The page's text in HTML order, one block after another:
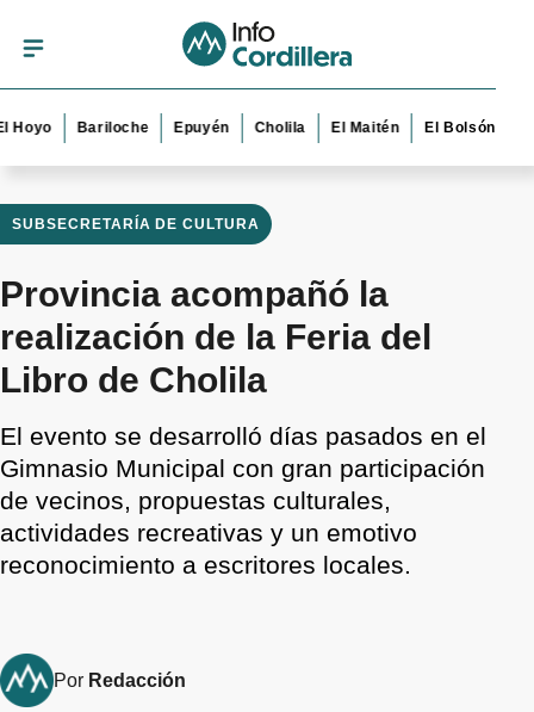
Bariloche Epuyén Cholila El Maitén El Bolsón Esquel
SUBSECRETARÍA DE CULTURA
Provincia acompañó la
realización de la Feria del
Libro de Cholila
El evento se desarrolló días pasados en el
Gimnasio Municipal con gran participación
de vecinos, propuestas culturales,
actividades recreativas y un emotivo
reconocimiento a escritores locales.
Por Redacción